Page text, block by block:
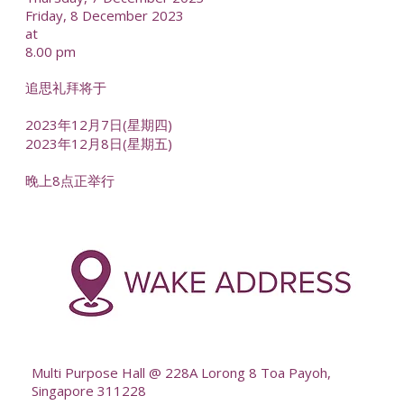
Friday, 8 December 2023
at
8.00 pm
追思礼拜将于
2023年12月7日(星期四)
2023年12月8日(星期五)
晚上8点正举行
Multi Purpose Hall @ 228A Lorong 8 Toa Payoh,
Singapore 311228